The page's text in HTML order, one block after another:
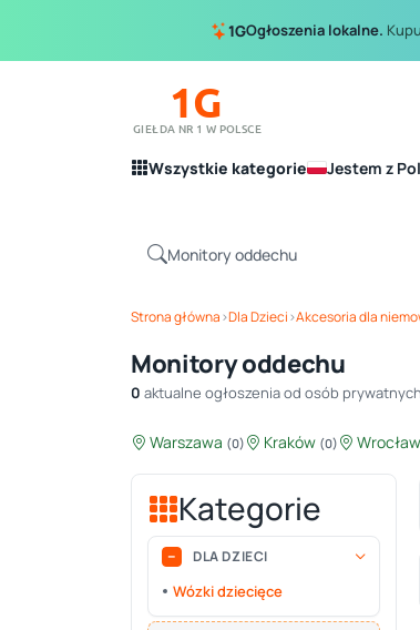
1GOgłoszenia lokalne.
1G
GIEŁDA NR 1 W POLSCE
Wszystkie kategorie Jestem z
Strona główna›Dla Dzieci›Akcesoria dla
Monitory oddechu
0 aktualne ogłoszenia od osób
Warszawa (0) Kraków (0) Wrocław
Kategorie
DLA DZIECI
Wózki dziecięce